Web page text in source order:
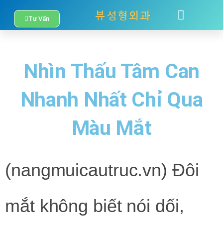
Nhảy
tới
dung
Tư Vấn
Nhìn Thấu Tâm Can
Nhanh Nhất Chỉ Qua
Màu Mắt
(nangmuicautruc.vn) Đôi
mắt không biết nói dối,